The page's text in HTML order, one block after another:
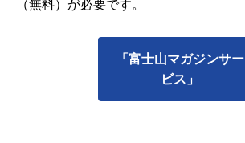
（無料）が必要です。
「富士山マガジンサー
ビス」